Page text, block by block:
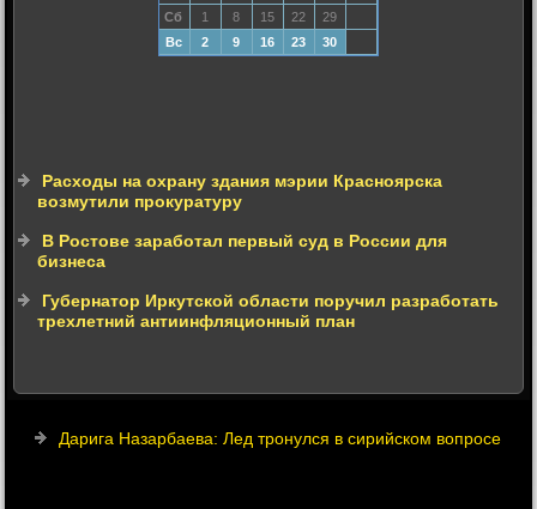
Сб
1 8 15 22
29
Вс
2 9 16 23 30
Расходы на охрану здания мэрии Красноярска
возмутили прокуратуру
В Ростове заработал первый суд в России для
бизнеса
Губернатор Иркутской области поручил разработать
трехлетний антиинфляционный план
Дарига Назарбаева: Лед тронулся в сирийском вопросе